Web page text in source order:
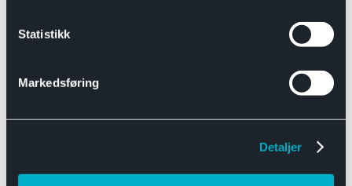
Statistikk
Markedsføring
Detaljer